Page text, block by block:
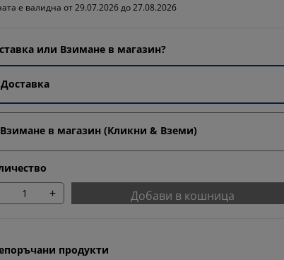
е валидна от 29.07.2026 до 27.08.2026
или Взимане в магазин?
Доставка
Взимане в магазин (Кликни & Вземи)
+ Добави в кошница
продукти